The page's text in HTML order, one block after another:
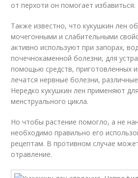
от перхоти он помогает избавиться.
Также известно, что кукушкин лен
мочегонными и слабительными
активно используют при запорах,
почечнокаменной болезни, для
помощью средств, приготовленных
лечатся нервные болезни,
Нередко кукушкин лен применяют
менструального цикла.
Но чтобы растение помогло, а не
необходимо правильно его
рецептам. В противном случае
отравление.